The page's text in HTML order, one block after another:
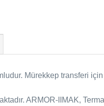
Mürekkep transferi
ARMOR-IIMAK,